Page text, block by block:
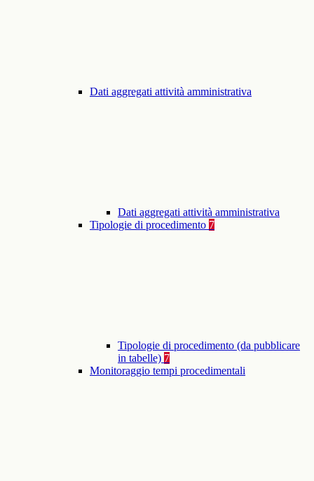
Dati aggregati attività amministrativa
Dati aggregati attività amministrativa
Tipologie di procedimento 7
Tipologie di procedimento (da pubblicare
in tabelle) 7
Monitoraggio tempi procedimentali